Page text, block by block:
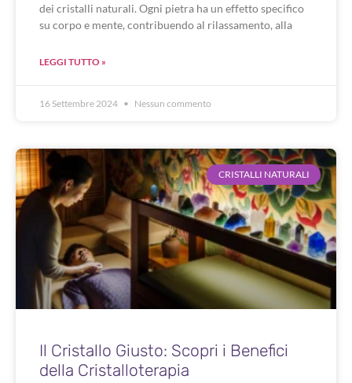
dei cristalli naturali. Ogni pietra ha un effetto specifico
su corpo e mente, contribuendo al rilassamento, alla
LEGGI TUTTO »
16 Settembre 2024 Nessun commento
CRISTALLI NATURALI
Il Cristallo Giusto: Scopri i Benefici
della Cristalloterapia